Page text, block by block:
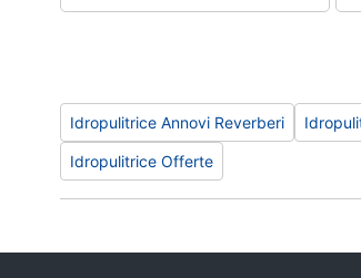
Promozioni
Idropulitrice Annovi Reverberi
Idropulitrice Offerte